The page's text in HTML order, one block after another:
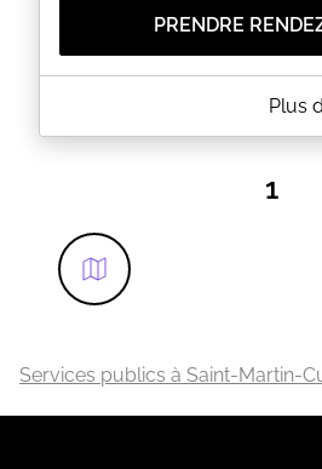
PRENDRE
A PROPOS DE MAIRIE DE LA
SERVICE PUBLIC -
Plus
1
Services publics à Saint-Martin-